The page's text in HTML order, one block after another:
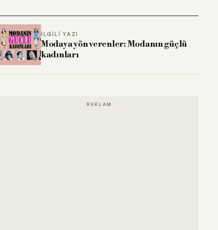
İLGILI YAZI
Modaya yön verenler: Modanın güçlü
kadınları